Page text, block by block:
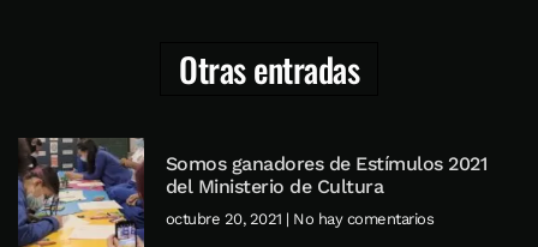
Otras entradas
Somos ganadores de Estímulos 2021
del Ministerio de Cultura
octubre 20, 2021 No hay comentarios